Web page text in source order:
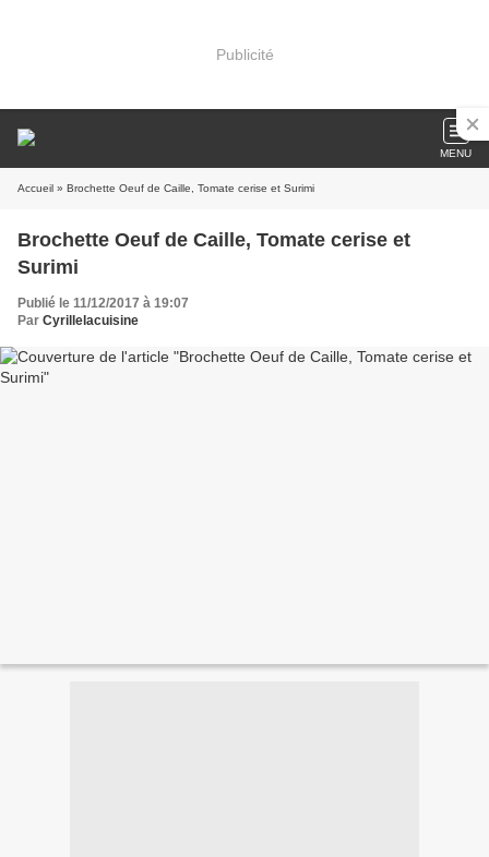
Publicité
MENU
Accueil » Brochette Oeuf de Caille, Tomate cerise et Surimi
Brochette Oeuf de Caille, Tomate cerise et
Surimi
Publié le 11/12/2017 à 19:07
Par Cyrillelacuisine